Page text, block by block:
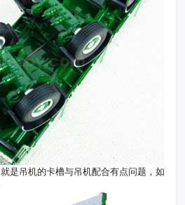
是吊机的卡槽与吊机配合有点问题，如